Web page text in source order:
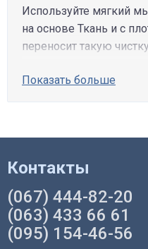
Используйте мягкий
на основе Ткань и с
переносит такую чистку.
Показать больше
Контакты
(067) 444-82-20
(063) 433 66 61
(095) 154-46-56